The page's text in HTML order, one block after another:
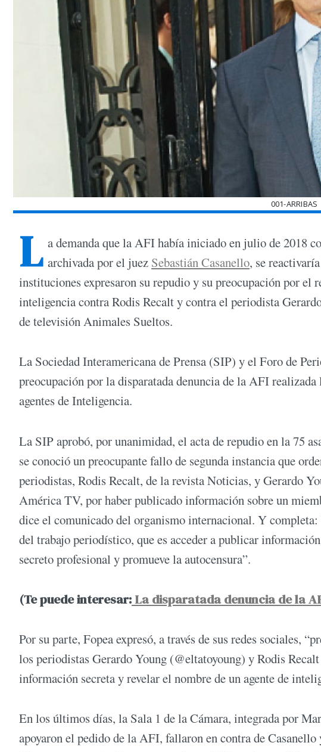
001-ARRIBAS
L a demanda que la AFI había iniciado en julio de 2018
archivada por el juez Sebastián Casanello, se
instituciones expresaron su repudio y su preocupación por
inteligencia contra Rodis Recalt y contra el periodista
de televisión Animales Sueltos.
La Sociedad Interamericana de Prensa (SIP) y el Foro de
preocupación por la disparatada denuncia de la AFI realizada
agentes de Inteligencia.
La SIP aprobó, por unanimidad, el acta de repudio en la 75
se conoció un preocupante fallo de segunda instancia que
periodistas, Rodis Recalt, de la revista Noticias, y Gerardo
América TV, por haber publicado información sobre un
dice el comunicado del organismo internacional. Y
del trabajo periodístico, que es acceder a publicar
secreto profesional y promueve la autocensura”.
(Te puede interesar: La disparatada denuncia de la
Por su parte, Fopea expresó, a través de sus redes sociales,
los periodistas Gerardo Young (@eltatoyoung) y Rodis
información secreta y revelar el nombre de un agente de
En los últimos días, la Sala 1 de la Cámara, integrada por
apoyaron el pedido de la AFI, fallaron en contra de